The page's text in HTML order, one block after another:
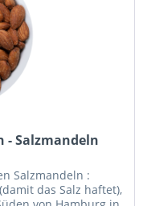
- Salzmandeln
Salzmandeln :
das Salz haftet),